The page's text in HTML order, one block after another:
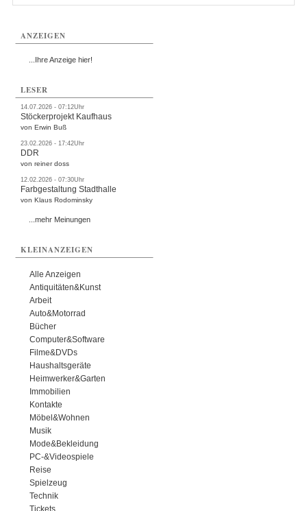
ANZEIGEN
...Ihre Anzeige hier!
LESER
14.07.2026 - 07:12Uhr
Stöckerprojekt Kaufhaus
von Erwin Buß
23.02.2026 - 17:42Uhr
DDR
von reiner doss
12.02.2026 - 07:30Uhr
Farbgestaltung Stadthalle
von Klaus Rodominsky
...mehr Meinungen
KLEINANZEIGEN
Alle Anzeigen
Antiquitäten&Kunst
Arbeit
Auto&Motorrad
Bücher
Computer&Software
Filme&DVDs
Haushaltsgeräte
Heimwerker&Garten
Immobilien
Kontakte
Möbel&Wohnen
Musik
Mode&Bekleidung
PC-&Videospiele
Reise
Spielzeug
Technik
Tickets